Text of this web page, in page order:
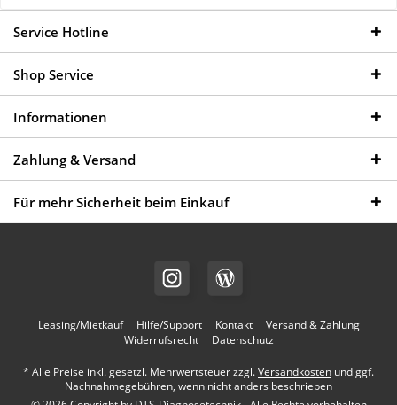
Service Hotline
Shop Service
Informationen
Zahlung & Versand
Für mehr Sicherheit beim Einkauf
Leasing/Mietkauf Hilfe/Support Kontakt
Versand & Zahlung
Widerrufsrecht
Datenschutz
* Alle Preise inkl. gesetzl. Mehrwertsteuer zzgl.Versandkosten und ggf.
Nachnahmegebühren, wenn nicht anders beschrieben